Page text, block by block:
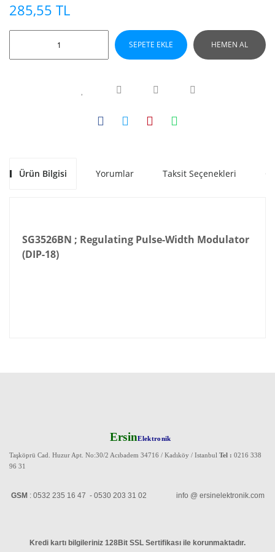
285,55 TL
SEPETE EKLE HEMEN AL
Ürün Bilgisi Yorumlar Taksit Seçenekleri
SG3526BN ; Regulating Pulse-Width Modulator
(DIP-18)
ErsinElektronik
Taşköprü Cad. Huzur Apt. No:30/2 Acıbadem 34716 / Kadıköy / Istanbul Tel : 0216 338
96 31
GSM : 0532 235 16 47 - 0530 203 31 02 info @ ersinelektronik.com
Kredi kartı bilgileriniz 128Bit SSL Sertifikası ile korunmaktadır.